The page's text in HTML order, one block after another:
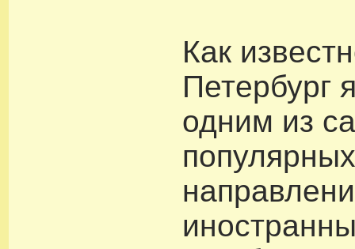
Как
Петербург
одним из